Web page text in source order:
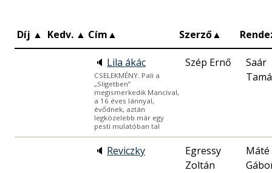
Díj ▲ Kedv. ▲ Cím▲ Szerző▲
🔈 Lila ákác
CSELEKMÉNY. Pali a
„Sligetben”
megismerkedik Mancival,
a 16 éves lánnyal,
évődnek, aztán
legközelebb már egy
pesti mulatóban tal
Szép Ernő
Saár
🔈 Reviczky
Egressy
Zoltán
Máté